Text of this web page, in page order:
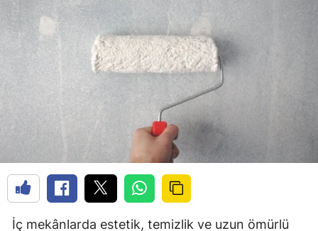
İç mekânlarda estetik, temizlik ve uzun ömürlü